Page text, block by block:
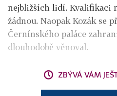
nejbližších lidí. Kvalifikaci
žádnou. Naopak Kozák se
Černínského paláce
dlouhodobě věnoval.
ZBÝVÁ VÁM